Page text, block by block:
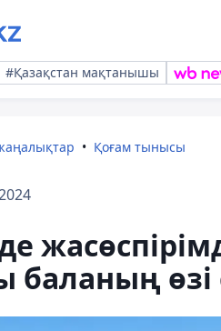
#Қазақстан мақтанышы
Қоғам тынысы
баланың